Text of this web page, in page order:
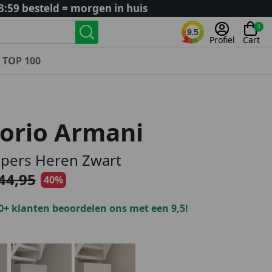
besteld = morgen in huis
9.5
Profiel
0
Cart
Algerije
Argentinië
België
Engeland
Italië
Kroatië
TOP 100
Armani
Heren Zwart
40%
klanten beoordelen ons met een 9,5!